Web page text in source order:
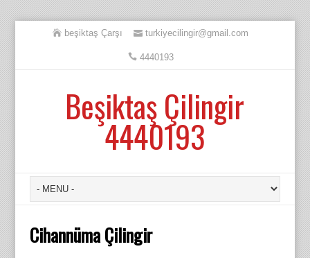
beşiktaş Çarşı turkiyecilingir@gmail.com
4440193
Beşiktaş Çilingir
4440193
Cihannüma Çilingir